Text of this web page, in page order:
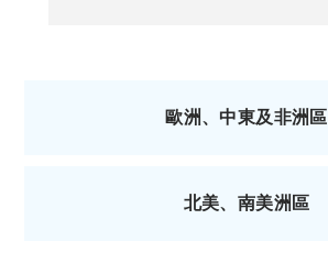
歐洲、中東及非洲區
北美、南美洲區